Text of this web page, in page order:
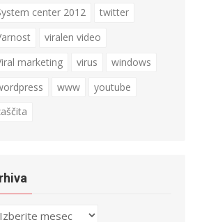
center 2012
twitter
viralen video
marketing
virus
windows
www
youtube